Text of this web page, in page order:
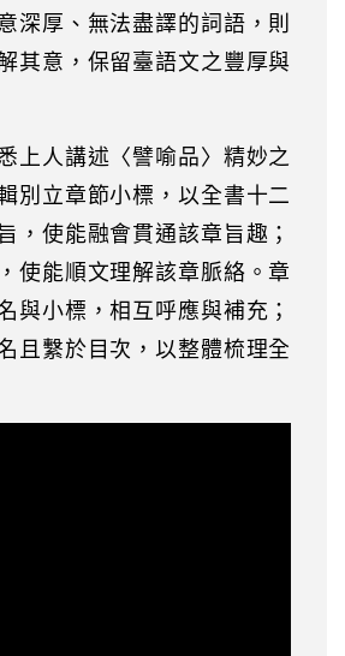
深厚、無法盡譯的詞語，則
其意，保留臺語文之豐厚與
上人講述〈譬喻品〉精妙之
別立章節小標，以全書十二
，使能融會貫通該章旨趣；
使能順文理解該章脈絡。章
與小標，相互呼應與補充；
且繫於目次，以整體梳理全